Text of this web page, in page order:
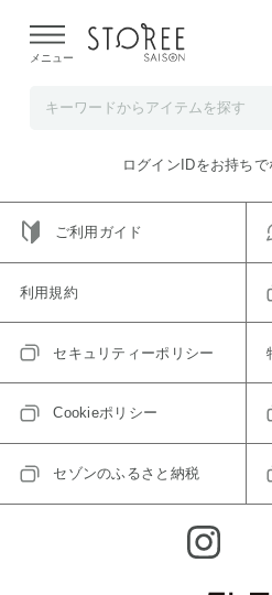
よる配送遅延が発生しております
メニュー
ご指定のアイテムは取り扱い終
トップへ戻る
ログインIDをお持ち
ご利用ガイド
利用規約
セキュリティーポリシー
Cookieポリシー
セゾンのふるさと納税